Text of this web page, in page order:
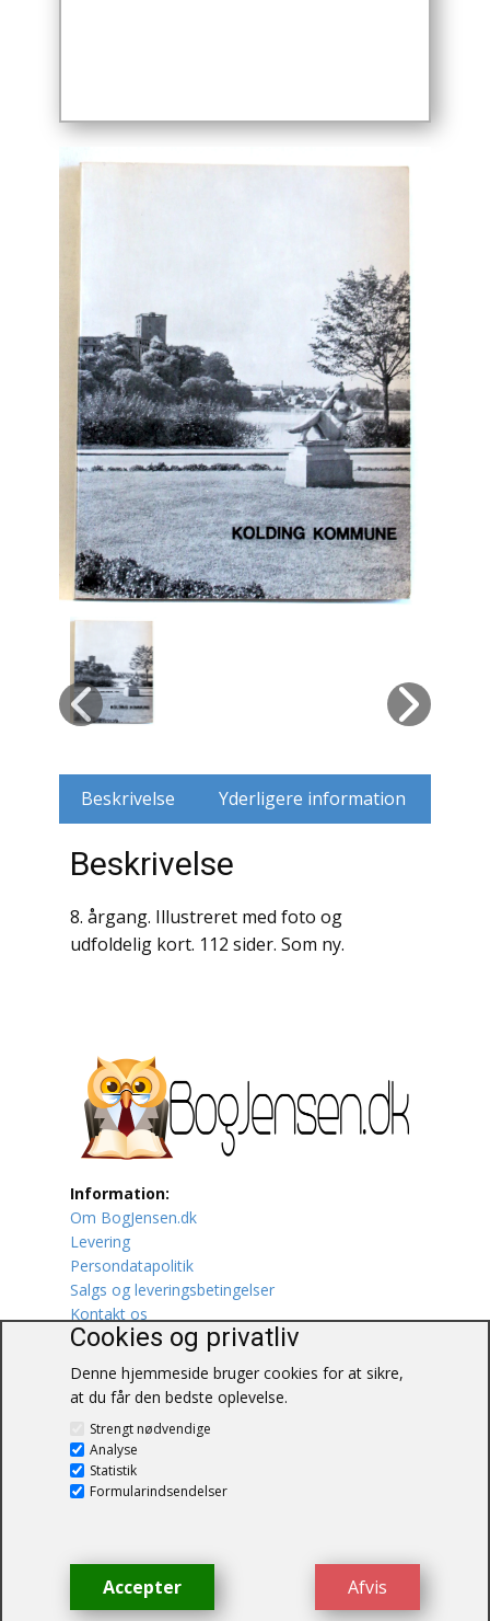
Drikkevare / Øl / Vin
Fantasy / Sciencefiction
Filosofi
Håndarbejde
Håndværk
Historie
Hobby
Husdyr
Krige / Slag
Krop / Sind
Litteraturhistorie
Lokalhistorie / Topografi
Lystfiskeri
Mad
Musik
Mytologi / Sagn / Sagaer
Naturen
Oldtidskundskab
Beskrivelse Yderligere information
Beskrivelse
8. årgang. Illustreret med foto og
udfoldelig kort. 112 sider. Som ny.
Information:
Om BogJensen.dk
Levering
Persondatapolitik
Salgs og leveringsbetingelser
Kontakt os
Blåkærvej 25
6052 Viuf
Tlf.:60703190
© BogJensen.dk – Alle rettigheder
forbeholdes.
Cookies og privatliv
Denne hjemmeside bruger cookies for at sikre,
at du får den bedste oplevelse.
Strengt nødvendige
Analyse
Statistik
Formularindsendelser
Afvis
Accepter